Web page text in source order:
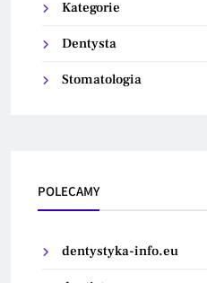
Kategorie
Dentysta
Stomatologia
POLECAMY
dentystyka-info.eu